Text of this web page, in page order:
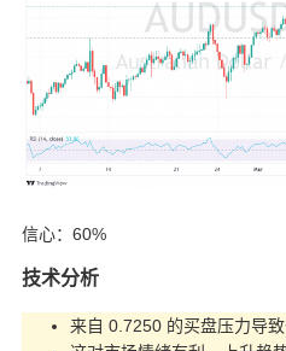
信心：60%
技术分析
来自 0.7250 的买盘压力导致